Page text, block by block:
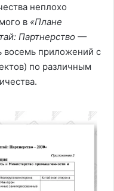
неплохо
в «Плане
Партнерство —
приложений с
по различным